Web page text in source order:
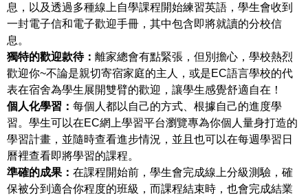
息，以及透過多種線上自學課程開始練習英語，學生會收到
一封電子信和電子歡迎手冊，其中包含即將就讀的分校信
息。
獨特的歡迎款待： 離家總會有點緊張，但別擔心，學校熱烈
歡迎你~不論是親切寄宿家庭的主人，或是EC語言學校的代
表在宿舍為學生展開雙臂的歡迎，讓學生感覺舒適自在！
個人化學習： 每個人都以自己的方式、根據自己的進度學
習。學生可以在EC網上學習平台瀏覽專為你個人量身打造的
學習計畫，並隨時查看進步情況，並且也可以在每週學習日
曆裡查看即將學習的課程。
準確的成果： 在課程開始前，學生會完成線上分級測驗，確
保被分到適合你程度的班級，而課程結束時，也會完成結業